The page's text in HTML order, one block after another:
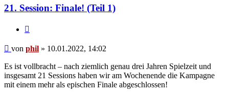
21. Session: Finale! (Teil 1)
Beitrag
von phil » 10.01.2022, 14:02
Es ist vollbracht – nach ziemlich genau drei Jahren Spielzeit und
insgesamt 21 Sessions haben wir am Wochenende die Kampagne
mit einem mehr als epischen Finale abgeschlossen!